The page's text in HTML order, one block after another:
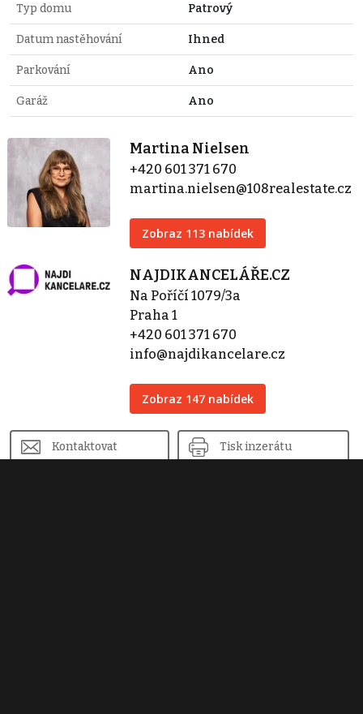
Typ domu Patrový
Datum nastěhování Ihned
Parkování Ano
Garáž Ano
Martina Nielsen
+420 601 371 670
martina.nielsen@108realestate.cz
Zobraz 113 nabídek
NAJDIKANCELÁŘE.CZ
Na Poříčí 1079/3a
Praha 1
+420 601 371 670
info@najdikancelare.cz
Zobraz 147 nabídek
Kontaktovat Tisk inzerátu